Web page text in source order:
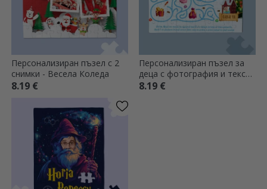
Персонализиран пъзел с 2
снимки - Весела Коледа
8.19 €
Персонализиран пъзел за
деца с фотография и текст -
Пътят на Дядо Коледа
8.19 €